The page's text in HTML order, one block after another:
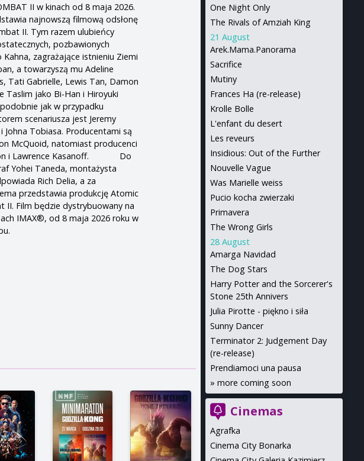
II w kinach od 8 maja 2026.
najnowszą filmową odsłonę
II. Tym razem ulubieńcy
pozbawionych
zagrażające istnieniu Ziemi
a towarzyszą mu Adeline
Tati Gabrielle, Lewis Tan, Damon
Taslim jako Bi-Han i Hiroyuki
jak w przypadku
scenariusza jest Jeremy
Tobiasa. Producentami są
McQuoid, natomiast producenci
Boon i Lawrence Kasanoff. Do
Yohei Taneda, montażysta
Rich Delia, a za
przedstawia produkcję Atomic
II. Film będzie dystrybuowany na
IMAX®, od 8 maja 2026 roku w
One Night Only
The Rivals of Amziah King
21 August
Arek.Mama.Panorama
Sacrifice
Mutiny
Frances Ha (re-release)
Krolle Bolle
L'enfant du desert
Les reveurs
Insidious: Out of the Further
Nouvelle Vague
Was Marielle weiss
Pucio kocha zwierzaki
Primavera
The Wrong Girls
28 August
Amarga Navidad
The Dog Stars
Harry Potter and the Sorcerer's
Stone 25th Annivers
Julia Pirotte - piękno i siła
Sunny Dancer
Terminator 2: Judgement Day
(re-release)
Prendiamoci una pausa
» more coming soon
Cinemas
Agrafka
Cinema City Bonarka